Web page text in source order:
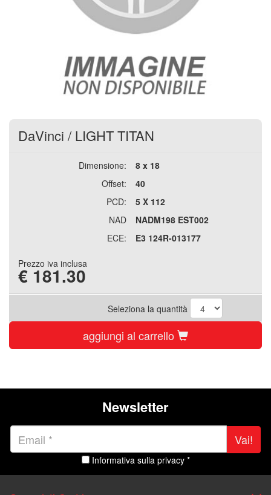
DaVinci / LIGHT TITAN
Dimensione:
8 x 18
Offset:
40
PCD:
5 X 112
NAD
NADM198 EST002
ECE:
E3 124R-013177
Prezzo iva inclusa
€ 181.30
Seleziona la quantità
aggiungi al carrello
Newsletter
Vai!
Informativa sulla privacy *